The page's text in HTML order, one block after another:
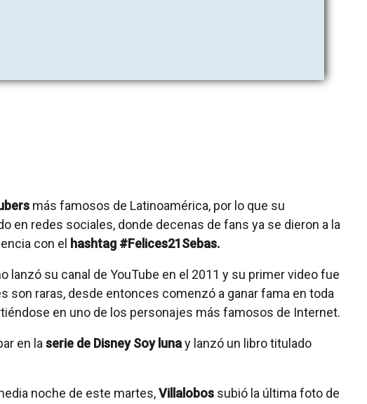
más famosos de Latinoamérica, por lo que su
en redes sociales, donde decenas de fans ya se dieron a la
con el hashtag #Felices21Sebas.
lanzó su canal de YouTube en el 2011 y su primer video fue
son raras, desde entonces comenzó a ganar fama en toda
en uno de los personajes más famosos de Internet.
en laserie de Disney Soy lunay lanzó un libro titulado
noche de este martes,Villalobos subió la última foto de